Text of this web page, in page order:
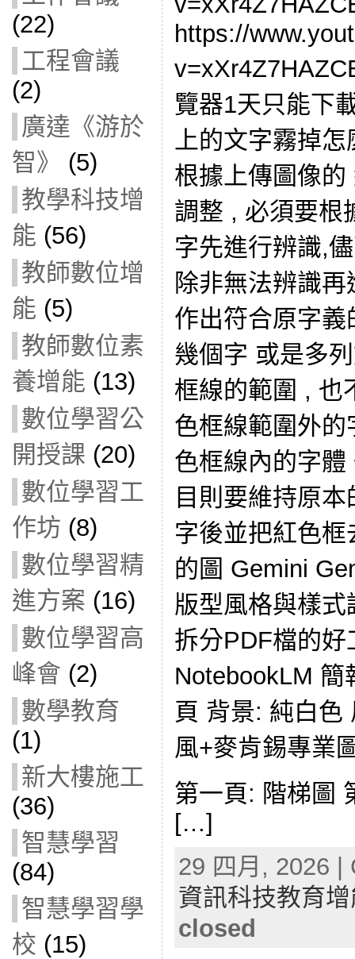
(22)
工程會議
(2)
廣達《游於
智》
(5)
教學科技增
能 (56)
教師數位增
能 (5)
教師數位素
養增能 (13)
數位學習公
開授課 (20)
數位學習工
作坊 (8)
數位學習精
進方案 (16)
數位學習高
峰會 (2)
數學教育
(1)
新大樓施工
(36)
智慧學習
(84)
智慧學習學
校 (15)
https://
覽器1天只能下
上的文字霧掉
根據上傳圖像
調整 , 必須要根
字先進行辨識,
除非無法辨識
作出符合原字
幾個字 或是多
框線的範圍 , 也
色框線範圍外
色框線內的字
目則要維持原
字後並把紅色
的圖 Gemini
版型風格與樣
拆分PDF檔的
NotebookLM
頁 背景: 純白色
風+麥肯錫專業
第一頁: 階梯圖
[…]
29 四月, 2026
資訊科技教育
closed